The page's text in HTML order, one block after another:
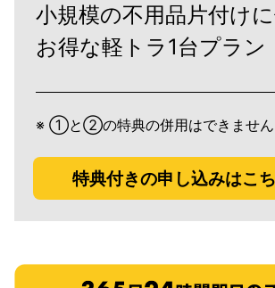
小規模の不用品片付け
お得な軽トラ1台プラン
※ ①と②の特典の併用はできません
特典付きの申し込みはこ